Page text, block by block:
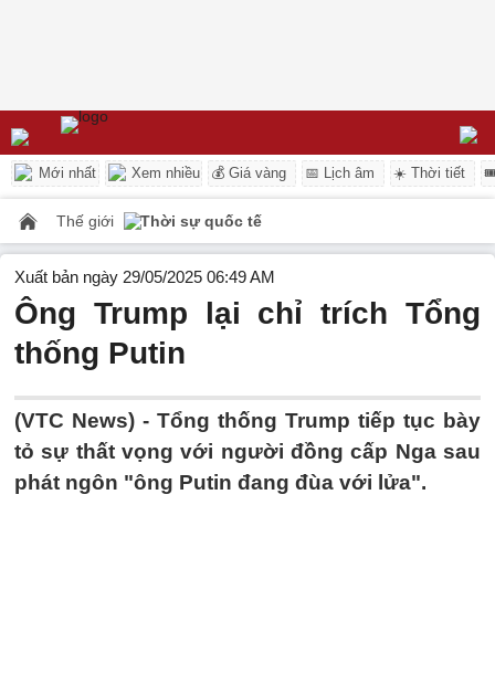
Mới nhất Xem nhiều 💰 Giá vàng 📅 Lịch âm ☀️ Thời tiết
Thế giới Thời sự quốc tế
Xuất bản ngày 29/05/2025 06:49 AM
Ông Trump lại chỉ trích Tổng
thống Putin
(VTC News) - Tổng thống Trump tiếp tục bày
tỏ sự thất vọng với người đồng cấp Nga sau
phát ngôn "ông Putin đang đùa với lửa".